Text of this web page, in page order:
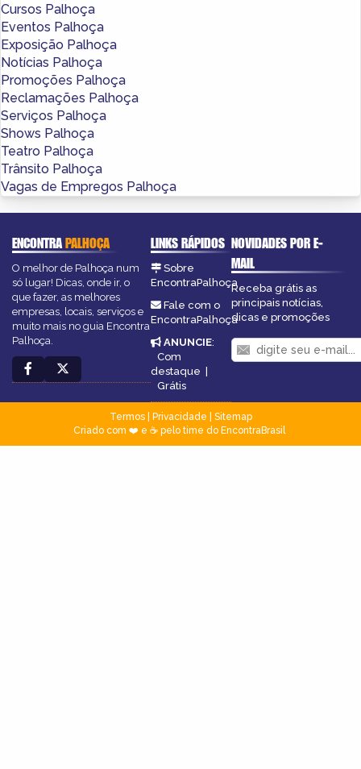
Cursos Palhoça
Eventos Palhoça
Exposição Palhoça
Notícias Palhoça
Promoções Palhoça
Reclamações Palhoça
Serviços Palhoça
Shows Palhoça
Teatro Palhoça
Trânsito Palhoça
Vagas de Empregos Palhoça
ENCONTRAPALHOÇA
O melhor de Palhoça num
só lugar! Dicas, onde ir, o
que fazer, as melhores
empresas, locais, serviços e
muito mais no guia Encontra
Palhoça.
LINKS RÁPIDOS
Sobre
EncontraPalhoça
Fale com o
EncontraPalhoça
ANUNCIE:
Com
destaque
Grátis
NOVIDADES POR E-
MAIL
Receba grátis as
principais notícias,
dicas e promoções
Termos| Privacidade
Sitemap
Criado com ❤️ e ☕ pelo time do EncontraBrasil